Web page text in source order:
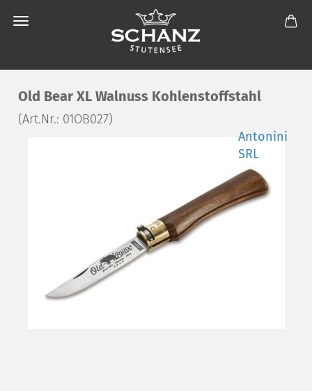
Old Bear XL Walnuss Kohlenstoffstahl
(Art.Nr.: 01OB027)
Antonini
SRL